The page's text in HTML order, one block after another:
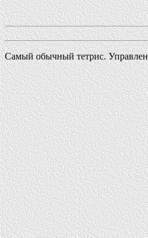
Самый обычный тетрис.